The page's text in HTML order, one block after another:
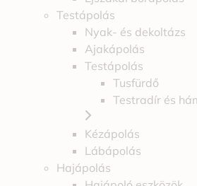
Testápolás
Nyak- és dekoltázs
Ajakápolás
Testápolás
Tusfürdő
Testradír és
Kézápolás
Lábápolás
Hajápolás